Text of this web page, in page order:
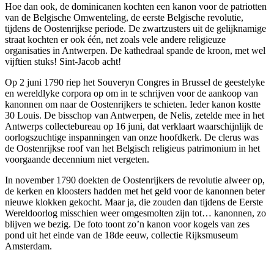
Hoe dan ook, de dominicanen kochten een kanon voor de patriotten
van de Belgische Omwenteling, de eerste Belgische revolutie,
tijdens de Oostenrijkse periode. De zwartzusters uit de gelijknamige
straat kochten er ook één, net zoals vele andere religieuze
organisaties in Antwerpen. De kathedraal spande de kroon, met wel
vijftien stuks! Sint-Jacob acht!
Op 2 juni 1790 riep het Souveryn Congres in Brussel de geestelyke
en wereldlyke corpora op om in te schrijven voor de aankoop van
kanonnen om naar de Oostenrijkers te schieten. Ieder kanon kostte
30 Louis. De bisschop van Antwerpen, de Nelis, zetelde mee in het
Antwerps collectebureau op 16 juni, dat verklaart waarschijnlijk de
oorlogszuchtige inspanningen van onze hoofdkerk. De clerus was
de Oostenrijkse roof van het Belgisch religieus patrimonium in het
voorgaande decennium niet vergeten.
In november 1790 doekten de Oostenrijkers de revolutie alweer op,
de kerken en kloosters hadden met het geld voor de kanonnen beter
nieuwe klokken gekocht. Maar ja, die zouden dan tijdens de Eerste
Wereldoorlog misschien weer omgesmolten zijn tot… kanonnen, zo
blijven we bezig. De foto toont zo’n kanon voor kogels van zes
pond uit het einde van de 18de eeuw, collectie Rijksmuseum
Amsterdam.